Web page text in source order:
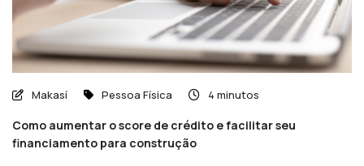
Makasí Pessoa Física 4 minutos
Como aumentar o score de crédito e facilitar seu
financiamento para construção